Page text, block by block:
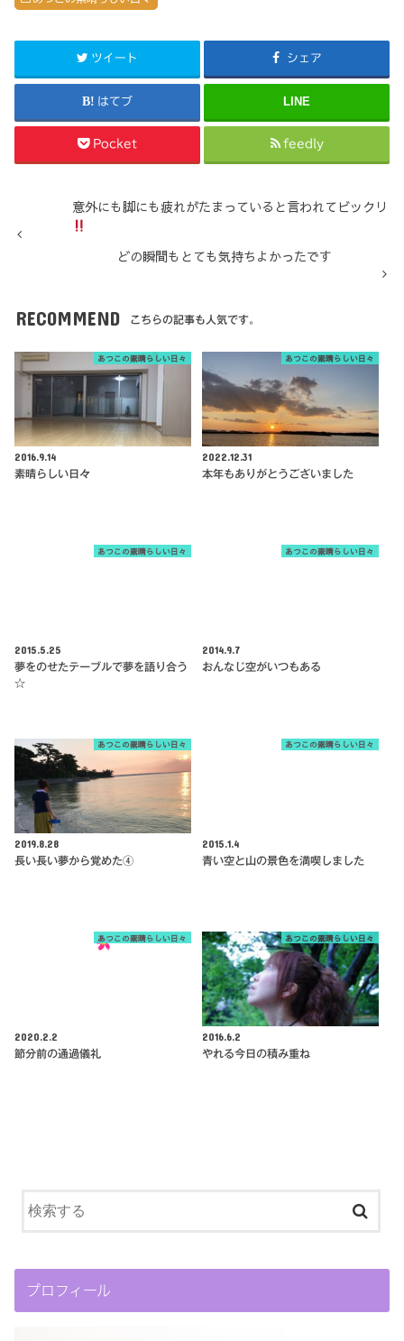
ツイート シェア
はてブ LINE
Pocket feedly
意外にも脚にも疲れがたまっていると言われてビックリ
どの瞬間もとても気持ちよかったです
RECOMMEND こちらの記事も人気です。
あつこの素晴らしい日々
2016.9.14
素晴らしい日々
あつこの素晴らしい日々
2022.12.31
本年もありがとうございました
あつこの素晴らしい日々
2015.5.25
夢をのせたテーブルで夢を語り合う
☆
あつこの素晴らしい日々
2014.9.7
おんなじ空がいつもある
あつこの素晴らしい日々
2019.8.28
長い長い夢から覚めた④
あつこの素晴らしい日々
2015.1.4
青い空と山の景色を満喫しました
あつこの素晴らしい日々
2020.2.2
節分前の通過儀礼
あつこの素晴らしい日々
2016.6.2
やれる今日の積み重ね
プロフィール